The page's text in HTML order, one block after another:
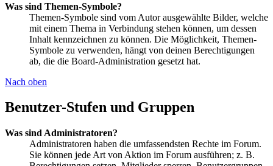
Was sind Themen-Symbole?
Themen-Symbole sind vom Autor ausgewählte Bilder, welche
mit einem Thema in Verbindung stehen können, um dessen
Inhalt kennzeichnen zu können. Die Möglichkeit, Themen-
Symbole zu verwenden, hängt von deinen Berechtigungen
ab, die die Board-Administration gesetzt hat.
Nach oben
Benutzer-Stufen und Gruppen
Was sind Administratoren?
Administratoren haben die umfassendsten Rechte im Forum.
Sie können jede Art von Aktion im Forum ausführen; z. B.